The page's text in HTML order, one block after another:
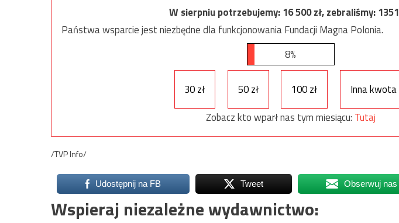
W sierpniu potrzebujemy:16 500zł, zebraliśmy:1351
Państwa wsparcie jest niezbędne dla funkcjonowania Fundacji Magna Polonia.
8%
30 zł 50 zł 100 zł
Inna kwota
Zobacz kto wparł nas tym miesiącu: Tutaj
/TVP Info/
Udostępnij na FB Tweet Obserwuj nas
Wspieraj niezależne wydawnictwo: